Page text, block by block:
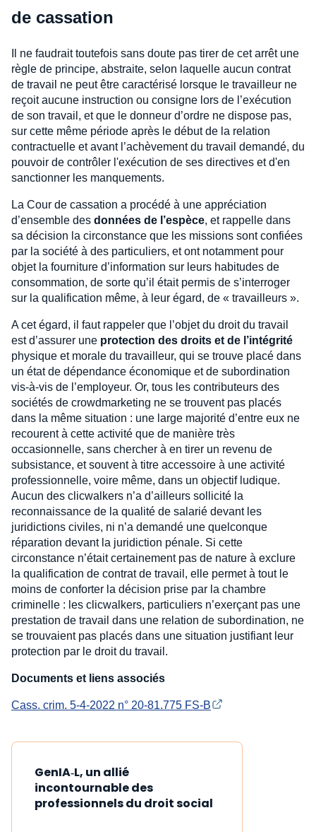
de cassation
Il ne faudrait toutefois sans doute pas tirer de cet arrêt une
règle de principe, abstraite, selon laquelle aucun contrat
de travail ne peut être caractérisé lorsque le travailleur ne
reçoit aucune instruction ou consigne lors de l’exécution
de son travail, et que le donneur d’ordre ne dispose pas,
sur cette même période après le début de la relation
contractuelle et avant l’achèvement du travail demandé, du
pouvoir de contrôler l'exécution de ses directives et d'en
sanctionner les manquements.
La Cour de cassation a procédé à une appréciation
d’ensemble des données de l’espèce, et rappelle dans
sa décision la circonstance que les missions sont confiées
par la société à des particuliers, et ont notamment pour
objet la fourniture d’information sur leurs habitudes de
consommation, de sorte qu’il était permis de s’interroger
sur la qualification même, à leur égard, de « travailleurs ».
A cet égard, il faut rappeler que l’objet du droit du travail
est d’assurer une protection des droits et de l’intégrité
physique et morale du travailleur, qui se trouve placé dans
un état de dépendance économique et de subordination
vis-à-vis de l’employeur. Or, tous les contributeurs des
sociétés de crowdmarketing ne se trouvent pas placés
dans la même situation : une large majorité d’entre eux ne
recourent à cette activité que de manière très
occasionnelle, sans chercher à en tirer un revenu de
subsistance, et souvent à titre accessoire à une activité
professionnelle, voire même, dans un objectif ludique.
Aucun des clicwalkers n’a d’ailleurs sollicité la
reconnaissance de la qualité de salarié devant les
juridictions civiles, ni n’a demandé une quelconque
réparation devant la juridiction pénale. Si cette
circonstance n’était certainement pas de nature à exclure
la qualification de contrat de travail, elle permet à tout le
moins de conforter la décision prise par la chambre
criminelle : les clicwalkers, particuliers n’exerçant pas une
prestation de travail dans une relation de subordination, ne
se trouvaient pas placés dans une situation justifiant leur
protection par le droit du travail.
Documents et liens associés
Cass. crim. 5-4-2022 n° 20-81.775 FS-B
GenIA‑L, un allié
incontournable des
professionnels du droit social